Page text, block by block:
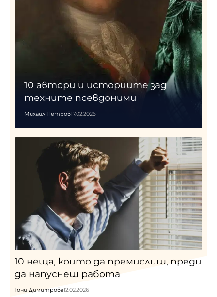
10 автори и историите зад
техните псевдоними
Михаил Петров17.02.2026
10 неща, които да премислиш, преди
да напуснеш работа
Тони Димитрова12.02.2026